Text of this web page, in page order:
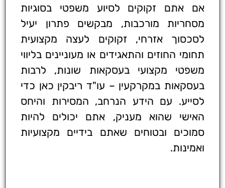
אם אתם זקוקים לסיוע משפטי בסוגיות
מסחריות מורכבות, מבקשים פתרון יעיל
לסכסוך אזרחי, זקוקים לעצה מקצועית
תחומי החוזים והתאגידים או מעוניינים בליווי
משפטי מקצועי בעסקאות שונות, לרבות
בעסקאות במקרקעין – עו"ד ריבקין כאן כדי
לסייע. עם הידע הנרחב, המסירות והיחס
האישי שהוא מעניק, אתם יכולים להיות
סמוכים ובטוחים שאתם בידיים מקצועיות
ואמינות.